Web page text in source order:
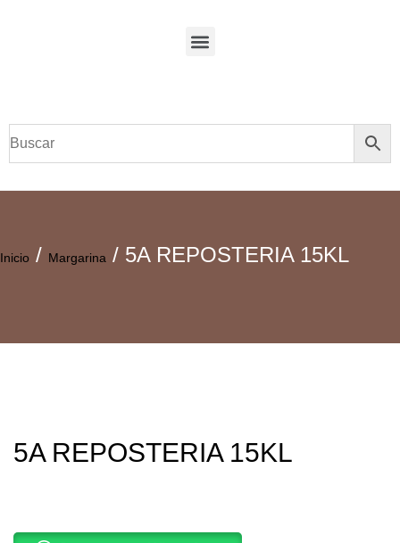
Inicio / Margarina / 5A REPOSTERIA 15KL
5A REPOSTERIA 15KL